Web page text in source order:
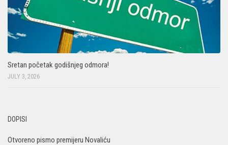
Sretan početak godišnjeg odmora!
JULY 3, 2026
DOPISI
Otvoreno pismo premijeru Novaliću